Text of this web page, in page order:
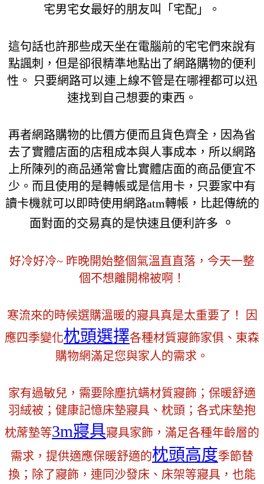
宅男宅女最好的朋友叫「宅配」。
這句話也許那些成天坐在電腦前的宅宅們來說有
點諷刺，但是卻很精準地點出了網路購物的便利
性。 只要網路可以連上線不管是在哪裡都可以迅
速找到自己想要的東西。
再者網路購物的比價方便而且貨色齊全，因為省
去了實體店面的店租成本與人事成本，所以網路
上所陳列的商品通常會比實體店面的商品便宜不
少。而且使用的是轉帳或是信用卡，只要家中有
讀卡機就可以即時使用網路atm轉帳，比起傳統的
面對面的交易真的是快速且便利許多
。
好冷好冷~ 昨晚開始整個氣溫直直落，今天一整
個不想離開棉被啊！
寒流來的時候選購溫暖的寢具真是太重要了！ 因
應四季變化枕頭選擇各種材質寢飾家俱、東森
購物網滿足您與家人的需求。
家有過敏兒，需要除塵抗螨材質寢飾；保暖舒適
羽絨被；健康記憶床墊寢具、枕頭；各式床墊抱
枕蓆墊等3m寢具寢具家飾，滿足各種年齡層的
需求，提供適應保暖舒適的枕頭高度季節替
換；除了寢飾，連同沙發床、床架等寢具，也能